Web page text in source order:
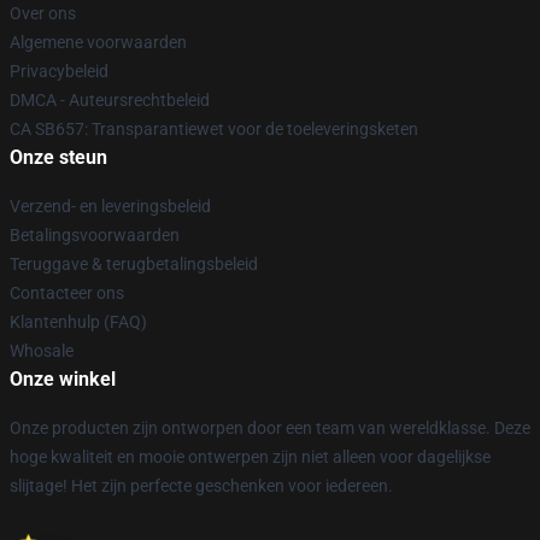
Over ons
Algemene voorwaarden
Privacybeleid
DMCA - Auteursrechtbeleid
CA SB657: Transparantiewet voor de toeleveringsketen
Onze steun
Verzend- en leveringsbeleid
Betalingsvoorwaarden
Teruggave & terugbetalingsbeleid
Contacteer ons
Klantenhulp (FAQ)
Whosale
Onze winkel
Onze producten zijn ontworpen door een team van wereldklasse. Deze
hoge kwaliteit en mooie ontwerpen zijn niet alleen voor dagelijkse
slijtage! Het zijn perfecte geschenken voor iedereen.